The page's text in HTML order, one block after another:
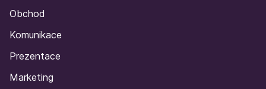
Obchod
Komunikace
Prezentace
Marketing